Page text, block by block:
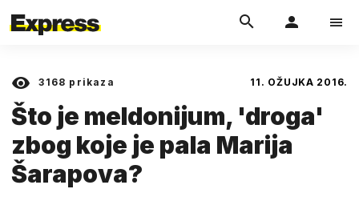
3168 prikaza 11. OŽUJKA 2016.
Što je meldonijum, 'droga'
zbog koje je pala Marija
Šarapova?